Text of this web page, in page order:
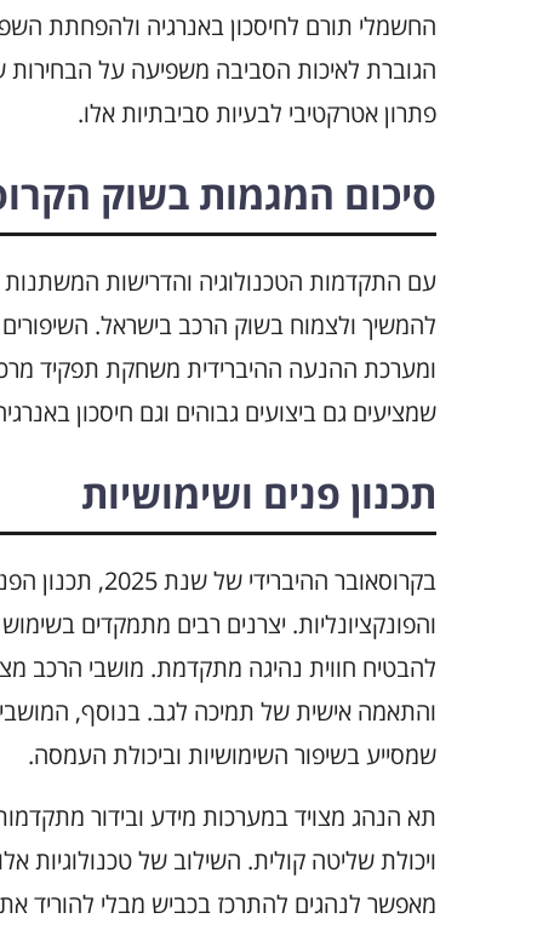
הגוברת לאיכות הסביבה משפיעה על הבחירות
פתרון אטרקטיבי לבעיות סביבתיות אלו.
סיכום המגמות בשוק
עם התקדמות הטכנולוגיה והדרישות המשתנות
להמשיך ולצמוח בשוק הרכב בישראל.
ומערכת ההנעה ההיברידית משחקת תפקיד
שמציעים גם ביצועים גבוהים וגם חיסכון
תכנון פנים ושימושיות
בקרוסאובר
והפונקציונליות. יצרנים רבים מתמקדים בשימוש
להבטיח חווית נהיגה מתקדמת. מושבי הרכב
והתאמה אישית של תמיכה לגב. בנוסף,
שמסייע בשיפור השימושיות וביכולת העמסה.
תא הנהג מצויד במערכות מידע ובידור
ויכולת שליטה קולית. השילוב של טכנולוגיות
מאפשר לנהגים להתרכז בכביש מבלי להוריד